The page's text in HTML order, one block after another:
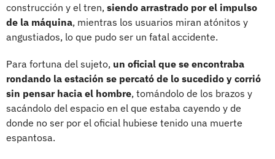
construcción y el tren, siendo arrastrado por el impulso
de la máquina, mientras los usuarios miran atónitos y
angustiados, lo que pudo ser un fatal accidente.
Para fortuna del sujeto, un oficial que se encontraba
rondando la estación se percató de lo sucedido y corrió
sin pensar hacia el hombre, tomándolo de los brazos y
sacándolo del espacio en el que estaba cayendo y de
donde no ser por el oficial hubiese tenido una muerte
espantosa.